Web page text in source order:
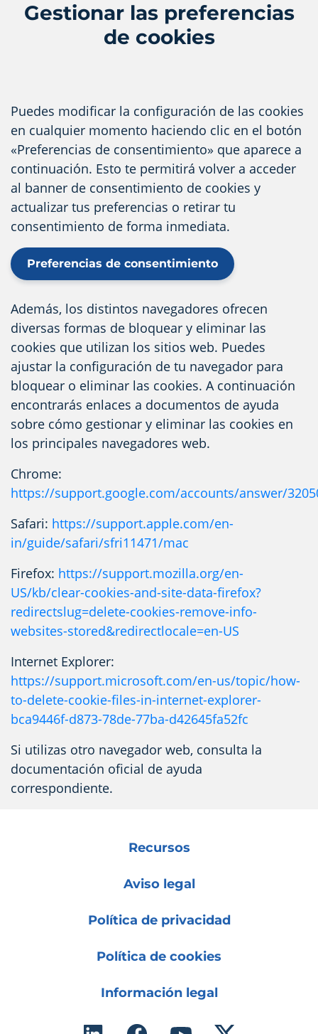
Gestionar las preferencias
de cookies
Puedes modificar la configuración de las cookies
en cualquier momento haciendo clic en el botón
«Preferencias de consentimiento» que aparece a
continuación. Esto te permitirá volver a acceder
al banner de consentimiento de cookies y
actualizar tus preferencias o retirar tu
consentimiento de forma inmediata.
Preferencias de consentimiento
Además, los distintos navegadores ofrecen
diversas formas de bloquear y eliminar las
cookies que utilizan los sitios web. Puedes
ajustar la configuración de tu navegador para
bloquear o eliminar las cookies. A continuación
encontrarás enlaces a documentos de ayuda
sobre cómo gestionar y eliminar las cookies en
los principales navegadores web.
Chrome:
https://support.google.com/accounts/answer/
Safari: https://support.apple.com/en-
in/guide/safari/sfri11471/mac
Firefox: https://support.mozilla.org/en-
US/kb/clear-cookies-and-site-data-firefox?
redirectslug=delete-cookies-remove-info-
websites-stored&redirectlocale=en-US
Internet Explorer:
https://support.microsoft.com/en-us/topic/how-
to-delete-cookie-files-in-internet-explorer-
bca9446f-d873-78de-77ba-d42645fa52fc
Si utilizas otro navegador web, consulta la
documentación oficial de ayuda
correspondiente.
Recursos
Aviso legal
Política de privacidad
Política de cookies
Información legal